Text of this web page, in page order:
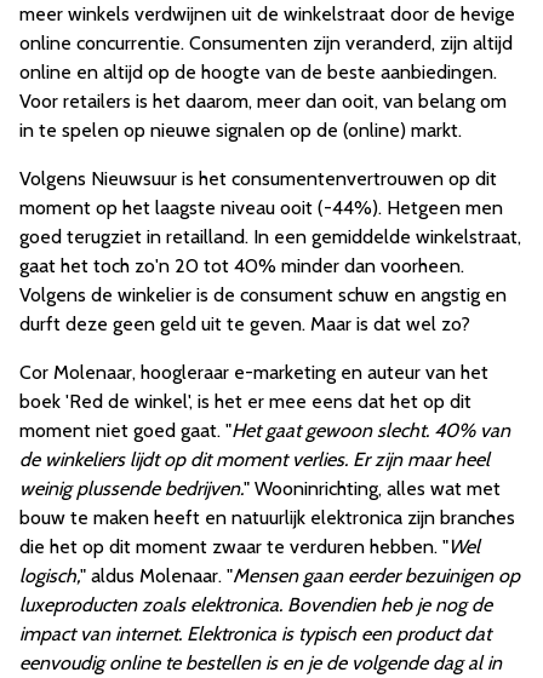
meer winkels verdwijnen uit de winkelstraat door de hevige
online concurrentie. Consumenten zijn veranderd, zijn altijd
online en altijd op de hoogte van de beste aanbiedingen.
Voor retailers is het daarom, meer dan ooit, van belang om
in te spelen op nieuwe signalen op de (online) markt.
Volgens Nieuwsuur is het consumentenvertrouwen op dit
moment op het laagste niveau ooit (-44%). Hetgeen men
goed terugziet in retailland. In een gemiddelde winkelstraat,
gaat het toch zo'n 20 tot 40% minder dan voorheen.
Volgens de winkelier is de consument schuw en angstig en
durft deze geen geld uit te geven. Maar is dat wel zo?
Cor Molenaar, hoogleraar e-marketing en auteur van het
boek 'Red de winkel', is het er mee eens dat het op dit
moment niet goed gaat. "Het gaat gewoon slecht. 40% van
de winkeliers lijdt op dit moment verlies. Er zijn maar heel
weinig plussende bedrijven." Wooninrichting, alles wat met
bouw te maken heeft en natuurlijk elektronica zijn branches
die het op dit moment zwaar te verduren hebben. "Wel
logisch," aldus Molenaar. "Mensen gaan eerder bezuinigen op
luxeproducten zoals elektronica. Bovendien heb je nog de
impact van internet. Elektronica is typisch een product dat
eenvoudig online te bestellen is en je de volgende dag al in